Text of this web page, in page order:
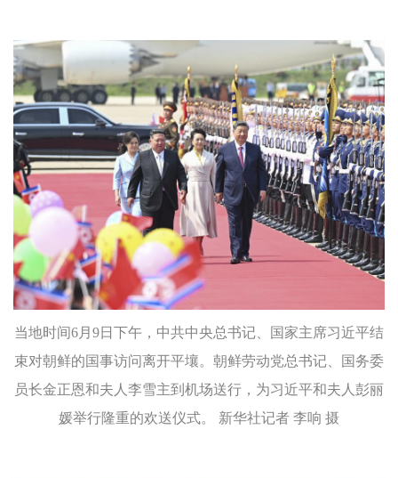
当地时间6月9日下午，中共中央总书记、国家主席习近平结
束对朝鲜的国事访问离开平壤。朝鲜劳动党总书记、国务委
员长金正恩和夫人李雪主到机场送行，为习近平和夫人彭丽
媛举行隆重的欢送仪式。 新华社记者 李响 摄